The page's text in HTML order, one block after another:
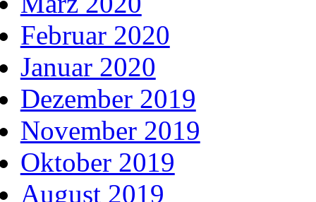
Februar 2020
Januar 2020
Dezember 2019
November 2019
Oktober 2019
August 2019